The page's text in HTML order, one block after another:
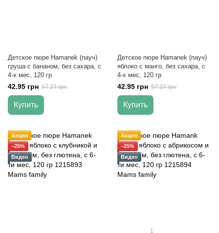
Детское пюре Hamanek (пауч)
груша с бананом, без сахара, с
4-х мес, 120 гр
42.95 грн 57.27 грн
Купить
Детское пюре Hamanek (пауч)
яблоко с манго, без сахара, с
4-х мес, 120 гр
42.95 грн 57.27 грн
Купить
Акция
−25%
Видео
Акция
−25%
Видео
1